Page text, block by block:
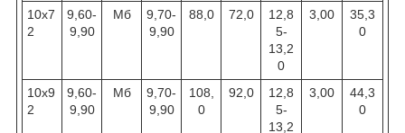
10x7
2
9,60-
9,90
Мб
9,70-
9,90
88,0 72,0
12,8
5-
13,2
0
3,00
35,3
0
10x9
2
9,60-
9,90
Мб
9,70-
9,90
108,
0
92,0
12,8
5-
13,2
3,00
44,3
0